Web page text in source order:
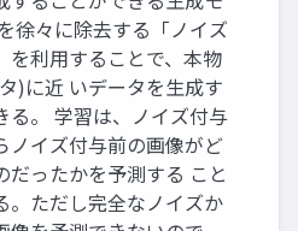
徐々に除去する「ノイズ
を利⽤することで、本物
)に近 いデータを⽣成す
る。 学習は、ノイズ付与
ノイズ付与前の画像がど
だったかを予測する こと
。ただし完全なノイズか